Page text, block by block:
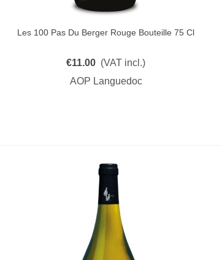
Quick View
Les 100 Pas Du Berger Rouge Bouteille 75 Cl
€11.00 (VAT incl.)
AOP Languedoc